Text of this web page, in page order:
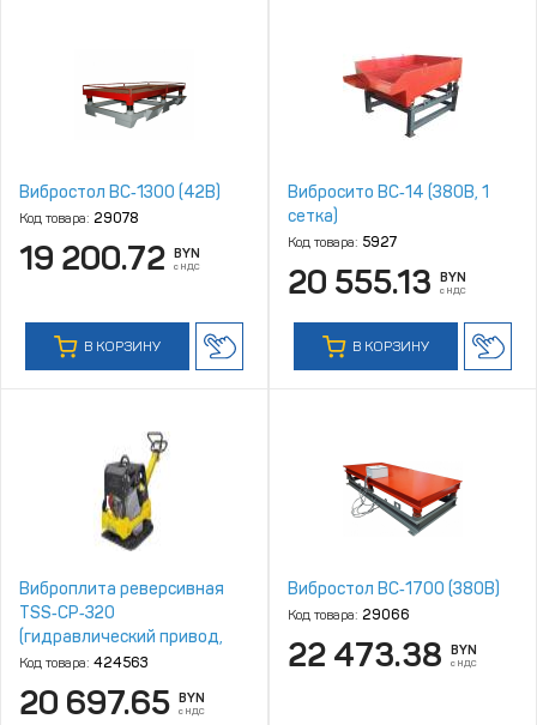
Вибростол ВC‑1300 (42В)
Код товара: 29078
19 200.72 BYN
с НДС
В КОРЗИНУ
Вибросито ВС‑14 (380В, 1
сетка)
Код товара: 5927
20 555.13 BYN
с НДС
В КОРЗИНУ
Виброплита реверсивная
TSS‑CP‑320
(гидравлический привод,
электростарт, АКБ)
Код товара: 424563
20 697.65 BYN
с НДС
Вибростол ВC‑1700 (380В)
Код товара: 29066
22 473.38 BYN
с НДС